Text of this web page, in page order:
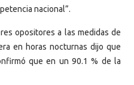
nacional”.
opositores a las medidas de
en horas nocturnas dijo que
que en un 90.1 % de la